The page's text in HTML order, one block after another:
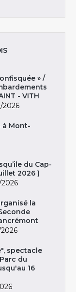
» /
- VITH
2026
à Mont-
du Cap-
2026 )
la
spectacle
du
16